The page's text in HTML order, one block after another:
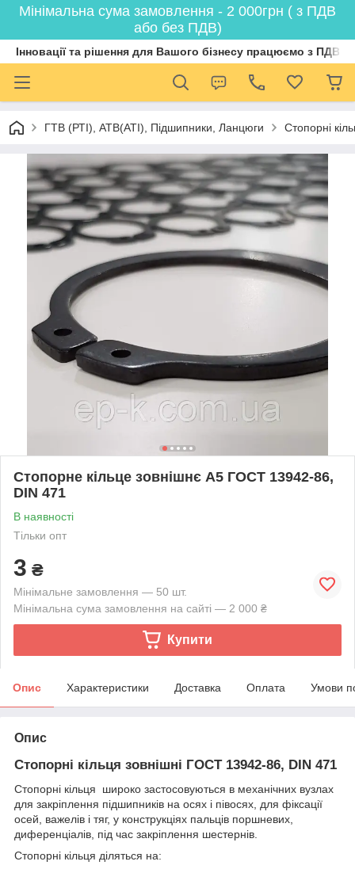
Мінімальна сума замовлення - 2 000грн ( з ПДВ
або без ПДВ)
Інновації та рішення для Вашого бізнесу працюємо з ПДВ
ГТВ (РТI), АТВ(АТI), Пiдшипники, Ланцюги Стопорні
Стопорне кільце зовнішнє А5 ГОСТ 13942-86,
DIN 471
В наявності
Тільки опт
3 ₴
Мінімальне замовлення — 50 шт.
Мінімальна сума замовлення на сайті — 2 000 ₴
Купити
Опис Характеристики Доставка Оплата Умови
Опис
Стопорні кільця зовнішні ГОСТ 13942-86, DIN 471
Стопорні кільця широко застосовуються в механічних вузлах
для закріплення підшипників на осях і півосях, для фіксації
осей, важелів і тяг, у конструкціях пальців поршневих,
диференціалів, під час закріплення шестернів.
Стопорні кільця діляться на: